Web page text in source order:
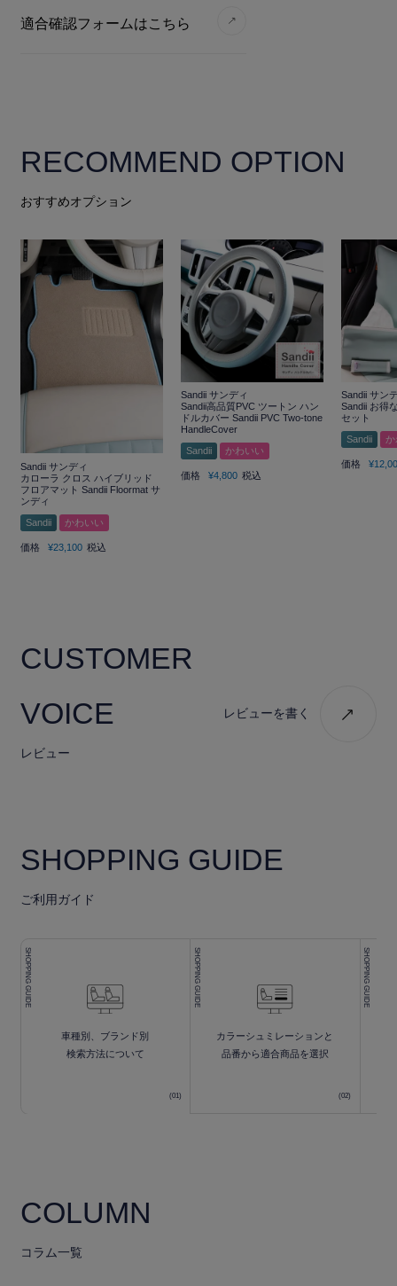
適合確認フォームはこちら
RECOMMEND OPTION
おすすめオプション
Sandii サンディ
カローラ クロス ハイブリッド
フロアマット Sandii Floormat サ
ンディ
Sandii
かわいい
価格 ¥23,100 税込
Sandii サンディ
Sandii高品質PVC ツートン ハン
ドルカバー Sandii PVC Two-tone
HandleCover
Sandii
かわいい
価格 ¥4,800 税込
Sandii サン
Sandii お得
セット
Sandii
か
価格 ¥
CUSTOMER
VOICE
レビュー
レビューを書く
SHOPPING GUIDE
ご利用ガイド
SHOPPING GUIDE
車種別、ブランド別
検索方法について
SHOPPING GUIDE
カラーシュミレーションと
品番から適合商品を選択
SHOPPING GUIDE
COLUMN
コラム一覧